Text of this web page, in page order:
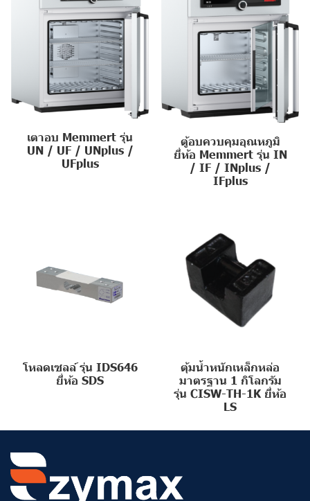
เตาอบ Memmert รุ่น
UN / UF / UNplus /
UFplus
ตู้อบควบคุมอุณหภูมิ
ยี่ห้อ Memmert รุ่น IN
/ IF / INplus /
IFplus
โหลดเซลล์ รุ่น IDS646
ยี่ห้อ SDS
ตุ้มน้ำหนักเหล็กหล่อ
มาตรฐาน 1 กิโลกรัม
รุ่น CISW-TH-1K ยี่ห้อ
LS